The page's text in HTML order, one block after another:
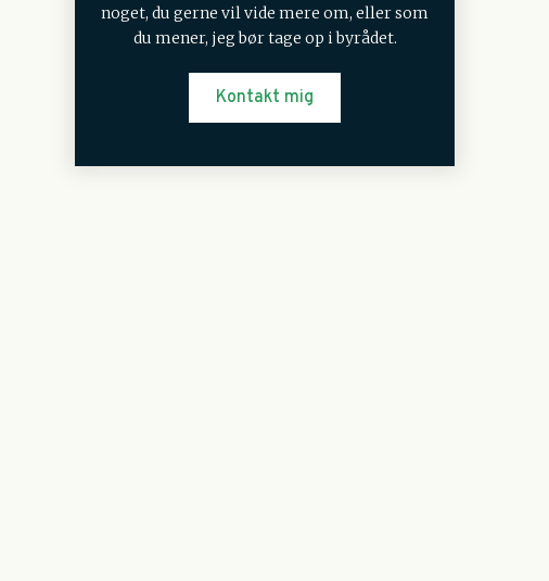
noget, du gerne vil vide mere om, eller som
du mener, jeg bør tage op i byrådet.
Kontakt mig